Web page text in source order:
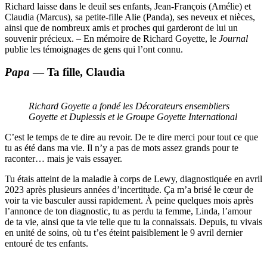
Richard laisse dans le deuil ses enfants, Jean-François (Amélie) et
Claudia (Marcus), sa petite-fille Alie (Panda), ses neveux et nièces,
ainsi que de nombreux amis et proches qui garderont de lui un
souvenir précieux. – En mémoire de Richard Goyette, le Journal
publie les témoignages de gens qui l’ont connu.
Papa— Ta fille, Claudia
Richard Goyette a fondé les Décorateurs ensembliers
Goyette et Duplessis et le Groupe Goyette International
C’est le temps de te dire au revoir. De te dire merci pour tout ce que
tu as été dans ma vie. Il n’y a pas de mots assez grands pour te
raconter… mais je vais essayer.
Tu étais atteint de la maladie à corps de Lewy, diagnostiquée en avril
2023 après plusieurs années d’incertitude. Ça m’a brisé le cœur de
voir ta vie basculer aussi rapidement. À peine quelques mois après
l’annonce de ton diagnostic, tu as perdu ta femme, Linda, l’amour
de ta vie, ainsi que ta vie telle que tu la connaissais. Depuis, tu vivais
en unité de soins, où tu t’es éteint paisiblement le 9 avril dernier
entouré de tes enfants.